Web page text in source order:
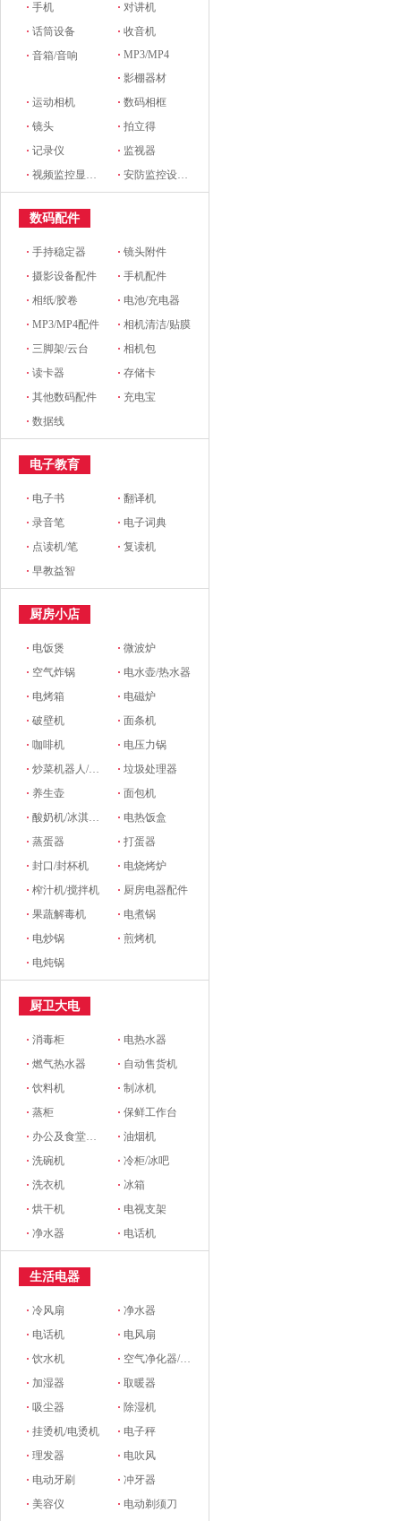
·手机 ·对讲机
·话筒设备 ·收音机
·音箱/音响 ·MP3/MP4
·影棚器材
·运动相机 ·数码相框
·镜头 ·拍立得
·记录仪 · 监视器
·视频监控显示设备及配件 ·安防监控设备及配件
数码配件
·手持稳定器 ·镜头附件
·摄影设备配件 ·手机配件
·相纸/胶卷 · 电池/充电器
·MP3/MP4配件 ·相机清洁/贴膜
·三脚架/云台 ·相机包
·读卡器 ·存储卡
·其他数码配件 · 充电宝
·数据线
电子教育
· 电子书 ·翻译机
·录音笔 · 电子词典
· 点读机/笔 ·复读机
·早教益智
厨房小店
· 电饭煲 ·微波炉
· 空气炸锅 · 电水壶/热水器
· 电烤箱 · 电磁炉
·破壁机 ·面条机
·咖啡机 · 电压力锅
·炒菜机器人/料理机 ·垃圾处理器
· 养生壶 ·面包机
·酸奶机/冰淇淋机 · 电热饭盒
·蒸蛋器 ·打蛋器
·封口/封杯机 · 电烧烤炉
·榨汁机/搅拌机 · 厨房电器配件
·果蔬解毒机 · 电煮锅
· 电炒锅 ·煎烤机
· 电炖锅
厨卫大电
·消毒柜 · 电热水器
·燃气热水器 · 自动售货机
·饮料机 ·制冰机
·蒸柜 ·保鲜工作台
· 办公及食堂开水器 ·油烟机
·洗碗机 ·冷柜/冰吧
·洗衣机 ·冰箱
·烘干机 · 电视支架
·净水器 · 电话机
生活电器
·冷风扇 ·净水器
· 电话机 · 电风扇
·饮水机 · 空气净化器/新风系统
· 加湿器 ·取暖器
·吸尘器 · 除湿机
·挂烫机/电烫机 · 电子秤
·理发器 · 电吹风
· 电动牙刷 ·冲牙器
·美容仪 · 电动剃须刀